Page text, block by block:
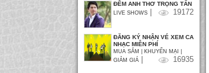
ĐÊM ANH THƠ TRỌNG TẤN
LIVE SHOWS 19172
ĐĂNG KÝ NHẬN VÉ XEM CA
NHẠC MIỄN PHÍ
MUA SẮM | KHUYẾN MẠI |
GIẢM GIÁ
16935